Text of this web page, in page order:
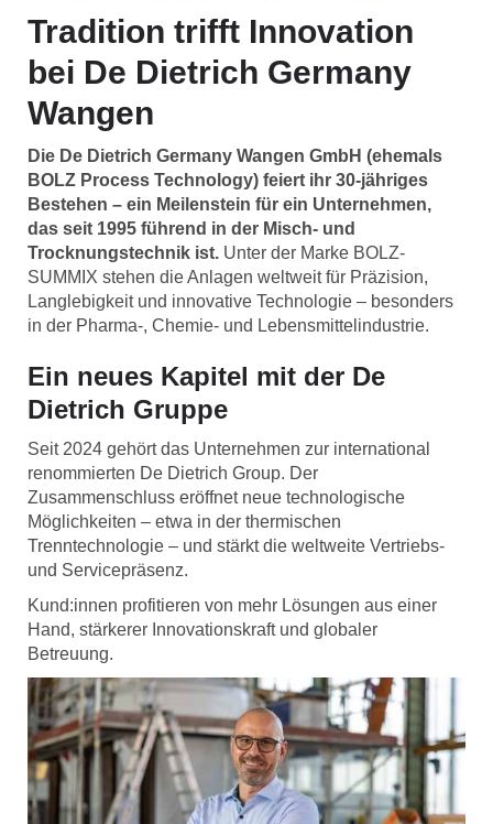
Tradition trifft Innovation
bei De Dietrich Germany
Wangen
Die De Dietrich Germany Wangen GmbH (ehemals
BOLZ Process Technology) feiert ihr 30-jähriges
Bestehen – ein Meilenstein für ein Unternehmen,
das seit 1995 führend in der Misch- und
Trocknungstechnik ist. Unter der Marke BOLZ-
SUMMIX stehen die Anlagen weltweit für Präzision,
Langlebigkeit und innovative Technologie – besonders
in der Pharma-, Chemie- und Lebensmittelindustrie.
Ein neues Kapitel mit der De
Dietrich Gruppe
Seit 2024 gehört das Unternehmen zur international
renommierten De Dietrich Group. Der
Zusammenschluss eröffnet neue technologische
Möglichkeiten – etwa in der thermischen
Trenntechnologie – und stärkt die weltweite Vertriebs-
und Servicepräsenz.
Kund:innen profitieren von mehr Lösungen aus einer
Hand, stärkerer Innovationskraft und globaler
Betreuung.